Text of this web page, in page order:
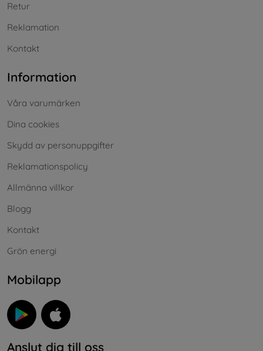
Retur
Reklamation
Kontakt
Information
Våra varumärken
Dina cookies
Skydd av personuppgifter
Reklamationspolicy
Allmänna villkor
Blogg
Kontakt
Grön energi
Mobilapp
Anslut dig till oss